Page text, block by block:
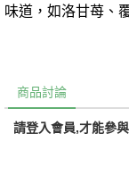
味道，如洛甘苺、
商品討論
請登入會員,才能參